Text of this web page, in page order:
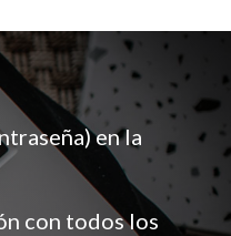
en la
con todos los